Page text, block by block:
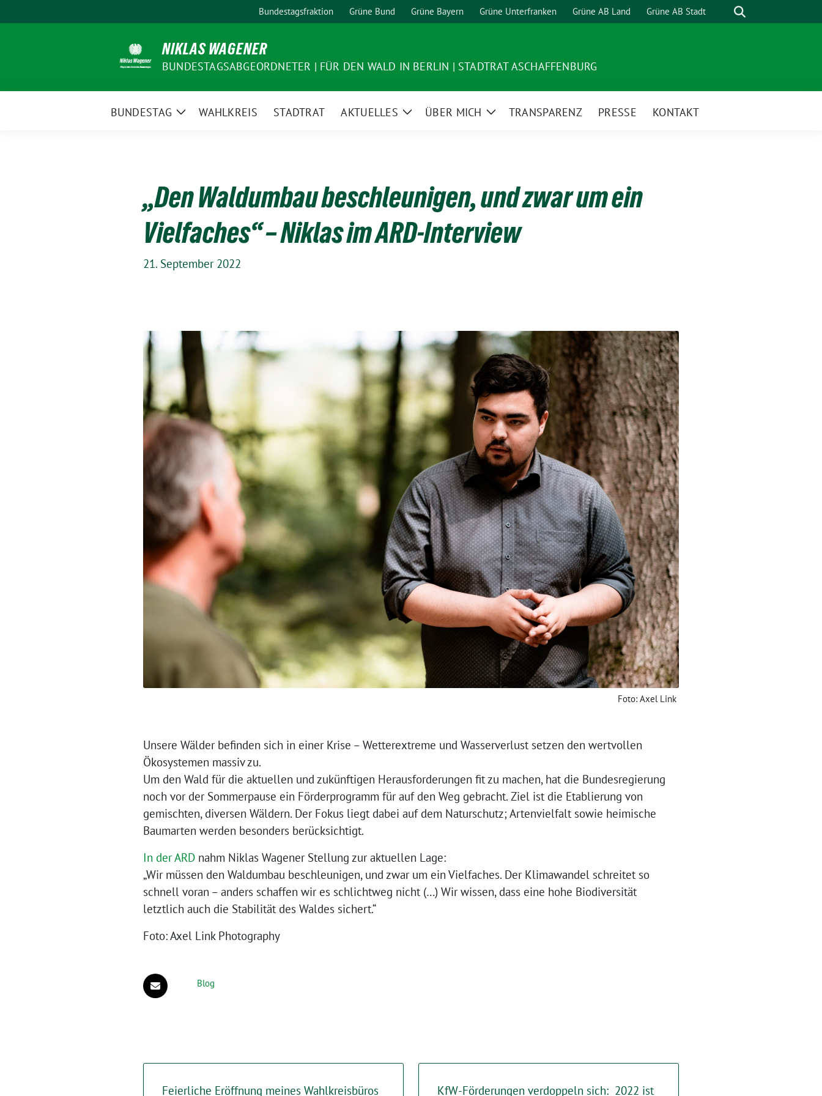
zum
Bundestagsfraktion Grüne Bund Grüne Bayern Grüne Unterfranken Grüne AB Land Grüne AB Stadt Suche
NIKLAS WAGENER
BUNDESTAGSABGEORDNETER | FÜR DEN WALD IN BERLIN | STADTRAT ASCHAFFENBURG
BUNDESTAG
ZeigeWAHLKREIS STADTRAT AKTUELLES
ZeigeÜBER MICH
ZeigeTRANSPARENZ PRESSE KONTAKT
„Den Waldumbau beschleunigen, und zwar um ein
Vielfaches“ – Niklas im ARD-Interview
21. September 2022
Foto: Axel Link
Unsere Wälder befinden sich in einer Krise – Wetterextreme und Wasserverlust setzen den wertvollen
Ökosystemen massiv zu.
Um den Wald für die aktuellen und zukünftigen Herausforderungen fit zu machen, hat die Bundesregierung
noch vor der Sommerpause ein Förderprogramm für auf den Weg gebracht. Ziel ist die Etablierung von
gemischten, diversen Wäldern. Der Fokus liegt dabei auf dem Naturschutz; Artenvielfalt sowie heimische
Baumarten werden besonders berücksichtigt.
In der ARD nahm Niklas Wagener Stellung zur aktuellen Lage:
„Wir müssen den Waldumbau beschleunigen, und zwar um ein Vielfaches. Der Klimawandel schreitet so
schnell voran – anders schaffen wir es schlichtweg nicht (…) Wir wissen, dass eine hohe Biodiversität
letztlich auch die Stabilität des Waldes sichert.“
Foto: Axel Link Photography
Blog
Feierliche Eröffnung meines Wahlkreisbüros KfW-Förderungen verdoppeln sich: 2022 ist